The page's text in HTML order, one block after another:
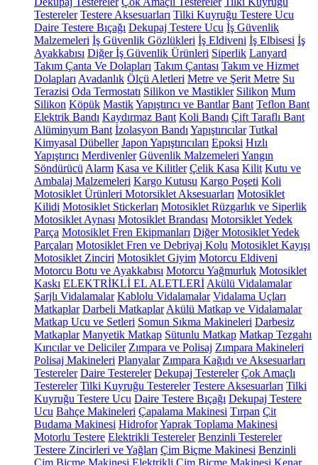
Testereler Testere Aksesuarları Tilki Kuyruğu Testere Ucu
Daire Testere Bıçağı Dekupaj Testere Ucu İş Güvenlik
Malzemeleri İş Güvenlik Gözlükleri İş Eldiveni İş Elbisesi İş
Ayakkabısı Diğer İş Güvenlik Ürünleri Siperlik Lanyard
Takım Çanta Ve Dolapları Takım Çantası Takım ve Hizmet
Dolapları Avadanlık Ölçü Aletleri Metre ve Şerit Metre Su
Terazisi Oda Termostatı Silikon ve Mastikler Silikon Mum
Silikon Köpük MastikYapıştırıcı ve Bantlar Bant Teflon Bant
Elektrik Bandı Kaydırmaz Bant Koli Bandı Çift Taraflı Bant
Alüminyum Bant İzolasyon Bandı Yapıştırıcılar Tutkal
Kimyasal Dübeller Japon Yapıştırıcıları Epoksi Hızlı
Yapıştırıcı Merdivenler Güvenlik Malzemeleri Yangın
Söndürücü Alarm Kasa ve Kilitler Çelik Kasa Kilit Kutu ve
Ambalaj Malzemeleri Kargo Kutusu Kargo Poşeti Koli
Motosiklet Ürünleri Motorsiklet Aksesuarları Motosiklet
Kilidi Motosiklet Stickerları Motosiklet Rüzgarlık ve Siperlik
Motosiklet Aynası Motosiklet Brandası Motorsiklet Yedek
Parça Motosiklet Fren Ekipmanları Diğer Motosiklet Yedek
Parçaları Motosiklet Fren ve Debriyaj Kolu Motosiklet Kayışı
Motosiklet Zinciri Motosiklet Giyim Motorcu Eldiveni
Motorcu Botu ve Ayakkabısı Motorcu Yağmurluk Motosiklet
Kaskı ELEKTRİKLİ EL ALETLERİ Akülü Vidalamalar
Şarjlı Vidalamalar Kablolu Vidalamalar Vidalama Uçları
Matkaplar Darbeli Matkaplar Akülü Matkap ve Vidalamalar
Matkap Ucu ve Setleri Somun Sıkma Makineleri Darbesiz
Matkaplar Manyetik Matkap Sütunlu Matkap Matkap Tezgahı
Kırıcılar ve Deliciler Zımpara ve Polisaj Zımpara Makineleri
Polisaj Makineleri Planyalar Zımpara Kağıdı ve Aksesuarları
Testereler Daire Testereler Dekupaj Testereler Çok Amaçlı
Testereler Tilki Kuyruğu Testereler Testere Aksesuarları Tilki
Kuyruğu Testere Ucu Daire Testere Bıçağı Dekupaj Testere
Ucu Bahçe Makineleri Çapalama Makinesi Tırpan Çit
Budama Makinesi HidroforYaprak Toplama Makinesi
Motorlu Testere Elektrikli Testereler Benzinli Testereler
Testere Zincirleri ve Yağları Çim Biçme Makinesi Benzinli
Çim Biçme Makinesi Elektrikli Çim Biçme Makinesi Kenar